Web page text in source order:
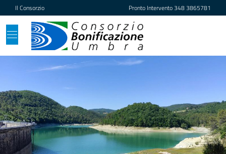
Vai ai contenuti
Vai al footer
Il Consorzio Pronto Intervento348 3865781